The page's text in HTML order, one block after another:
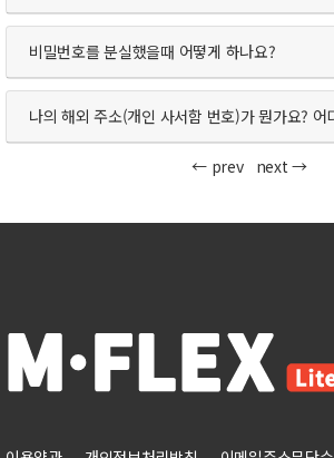
비밀번호를분실했을때어떻게하나요?
나의해외주소(개인사서함번호)가뭔가요?
←prev next→